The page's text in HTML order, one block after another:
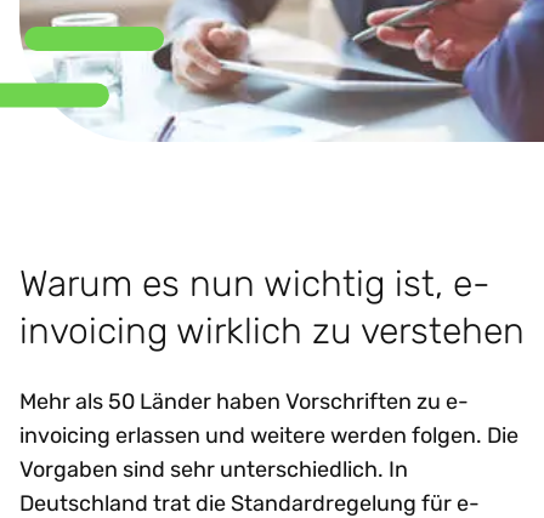
Warum es nun wichtig ist, e-
invoicing wirklich zu verstehen
Mehr als 50 Länder haben Vorschriften zu e-
invoicing erlassen und weitere werden folgen. Die
Vorgaben sind sehr unterschiedlich. In
Deutschland trat die Standardregelung für e-